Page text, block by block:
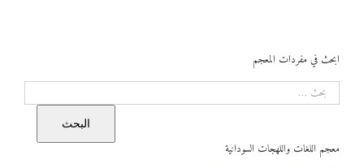
ابحث في مفردات المعجم
البحث
البحث
معجم اللغات واللهجات السودانية